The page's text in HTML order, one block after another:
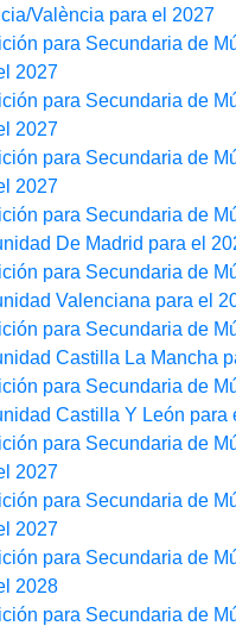
València para el 2027
para Secundaria de
2027
para Secundaria de
2027
para Secundaria de
2027
para Secundaria de
De Madrid para el
para Secundaria de
Valenciana para el
para Secundaria de
Castilla La Mancha
para Secundaria de
Castilla Y León para
para Secundaria de
2027
para Secundaria de
2027
para Secundaria de
2028
para Secundaria de